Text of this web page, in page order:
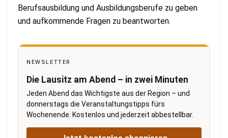
Berufsausbildung und Ausbildungsberufe zu geben
und aufkommende Fragen zu beantworten.
NEWSLETTER
Die Lausitz am Abend – in zwei Minuten
Jeden Abend das Wichtigste aus der Region – und
donnerstags die Veranstaltungstipps fürs
Wochenende. Kostenlos und jederzeit abbestellbar.